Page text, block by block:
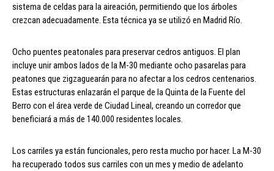
sistema de celdas para la aireación, permitiendo que los árboles
crezcan adecuadamente. Esta técnica ya se utilizó en Madrid Río.
Ocho puentes peatonales para preservar cedros antiguos. El plan
incluye unir ambos lados de la M-30 mediante ocho pasarelas para
peatones que zigzaguearán para no afectar a los cedros centenarios.
Estas estructuras enlazarán el parque de la Quinta de la Fuente del
Berro con el área verde de Ciudad Lineal, creando un corredor que
beneficiará a más de 140.000 residentes locales.
Los carriles ya están funcionales, pero resta mucho por hacer. La M-30
ha recuperado todos sus carriles con un mes y medio de adelanto